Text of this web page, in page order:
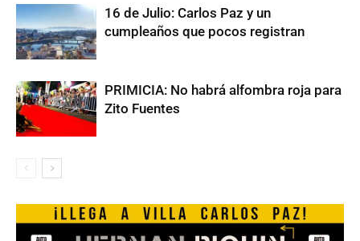
16 de Julio: Carlos Paz y un
cumpleaños que pocos registran
PRIMICIA: No habrá alfombra roja para
Zito Fuentes